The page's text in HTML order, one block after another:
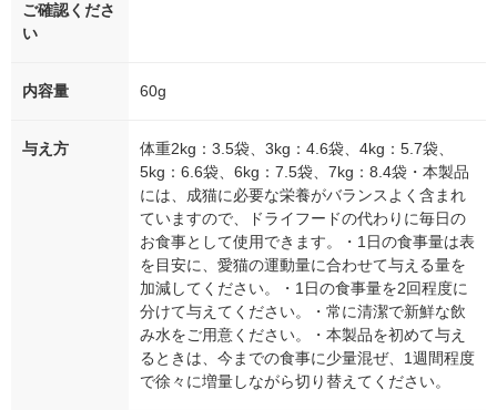
ご確認くださ
い
内容量 60g
与え方
体重2kg：3.5袋、3kg：4.6袋、4kg：5.7袋、
5kg：6.6袋、6kg：7.5袋、7kg：8.4袋・本製品
には、成猫に必要な栄養がバランスよく含まれ
ていますので、ドライフードの代わりに毎日の
お食事として使用できます。・1日の食事量は表
を目安に、愛猫の運動量に合わせて与える量を
加減してください。・1日の食事量を2回程度に
分けて与えてください。・常に清潔で新鮮な飲
み水をご用意ください。・本製品を初めて与え
るときは、今までの食事に少量混ぜ、1週間程度
で徐々に増量しながら切り替えてください。